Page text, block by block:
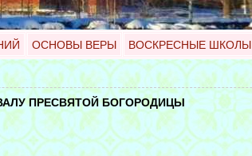
ОСНОВЫ ВЕРЫ ВОСКРЕСНЫЕ ШКОЛЫ
ПРЕСВЯТОЙ БОГОРОДИЦЫ